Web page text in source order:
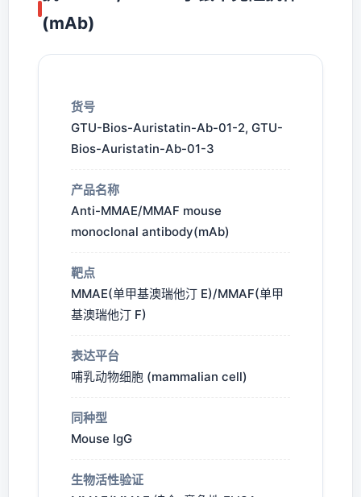
(mAb)
货号
GTU-Bios-Auristatin-Ab-01-2, GTU-
Bios-Auristatin-Ab-01-3
产品名称
Anti-MMAE/MMAF mouse
monoclonal antibody(mAb)
靶点
MMAE(单甲基澳瑞他汀 E)/MMAF(单甲
基澳瑞他汀 F)
表达平台
哺乳动物细胞 (mammalian cell)
同种型
Mouse IgG
生物活性验证